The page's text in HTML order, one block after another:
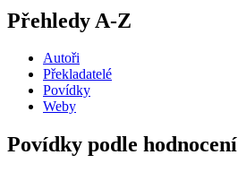
Přehledy A-Z
Autoři
Překladatelé
Povídky
Weby
Povídky podle hodnocení